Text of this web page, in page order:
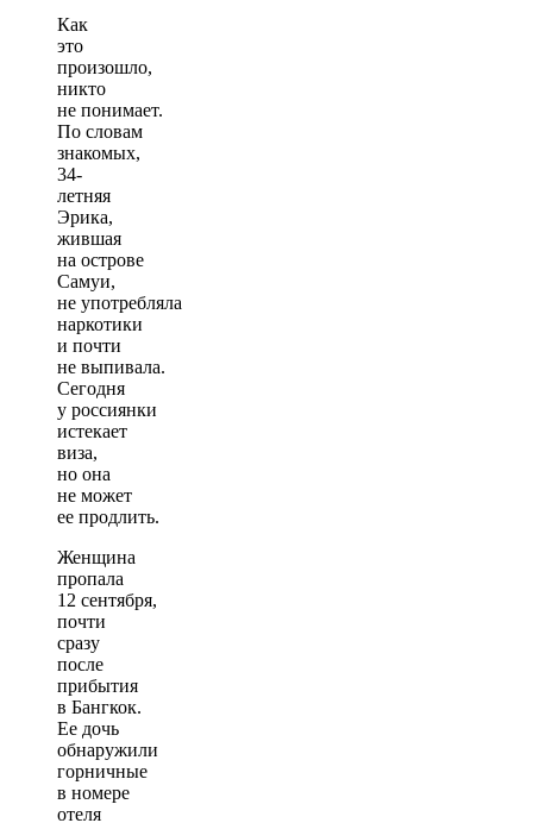
Как
это
произошло,
никто
не понимает.
По словам
знакомых,
34-
летняя
Эрика,
жившая
на острове
Самуи,
не употребляла
наркотики
и почти
не выпивала.
Сегодня
у россиянки
истекает
виза,
но она
не может
ее продлить.
Женщина
пропала
12 сентября,
почти
сразу
после
прибытия
в Бангкок.
Ее дочь
обнаружили
горничные
в номере
отеля